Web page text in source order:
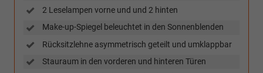
2 Leselampen vorne und und 2 hinten
Make-up-Spiegel beleuchtet in den Sonnenblenden
Rücksitzlehne asymmetrisch geteilt und umklappbar
Stauraum in den vorderen und hinteren Türen